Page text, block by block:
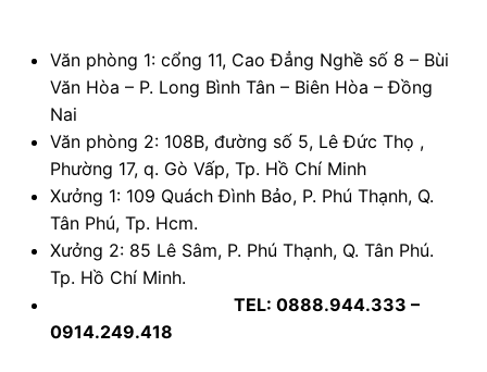
Văn phòng 1: cổng 11, Cao Đẳng Nghề số 8 – Bùi
Văn Hòa – P. Long Bình Tân – Biên Hòa – Đồng
Nai
Văn phòng 2: 108B, đường số 5, Lê Đức Thọ ,
Phường 17, q. Gò Vấp, Tp. Hồ Chí Minh
Xưởng 1: 109 Quách Đình Bảo, P. Phú Thạnh, Q.
Tân Phú, Tp. Hcm.
Xưởng 2: 85 Lê Sâm, P. Phú Thạnh, Q. Tân Phú.
Tp. Hồ Chí Minh.
TEL: 0888.944.333 –
0914.249.418